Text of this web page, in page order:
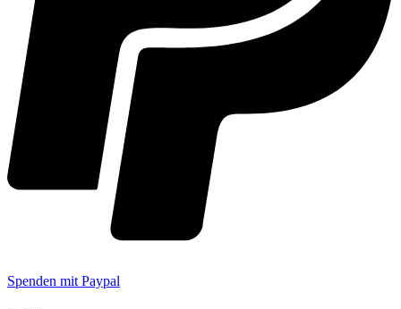
Spenden mit Paypal